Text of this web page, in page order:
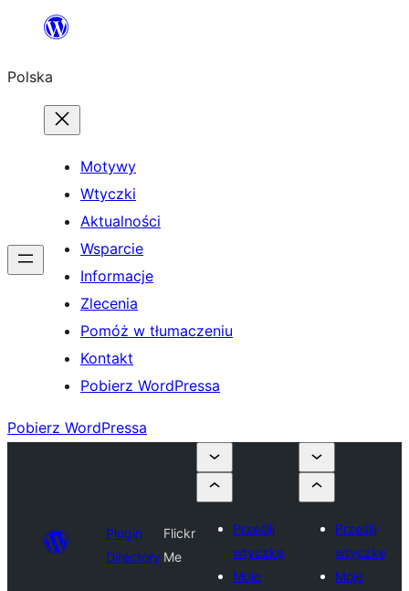
Przejdź
treści
Polska
Motywy
Wtyczki
Aktualności
Wsparcie
Informacje
Zlecenia
Pomóż w tłumaczeniu
Kontakt
Pobierz WordPressa
Pobierz WordPressa
Plugin
Directory
Flickr
Me
Prześlij
wtyczkę
Moje
Prześlij
wtyczkę
Moje